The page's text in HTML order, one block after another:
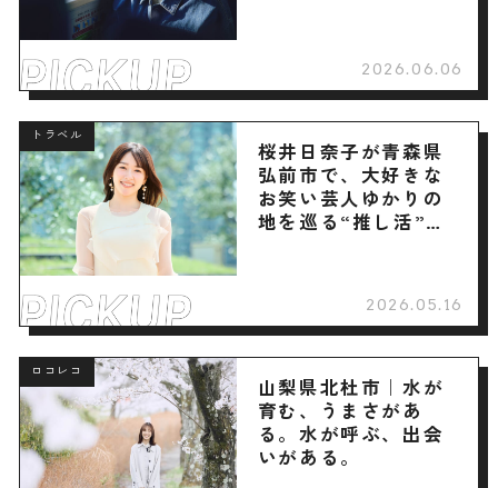
2026.06.06
トラベル
桜井日奈子が青森県
弘前市で、大好きな
お笑い芸人ゆかりの
地を巡る“推し活”旅
2026.05.16
ロコレコ
山梨県北杜市｜水が
育む、うまさがあ
る。水が呼ぶ、出会
いがある。